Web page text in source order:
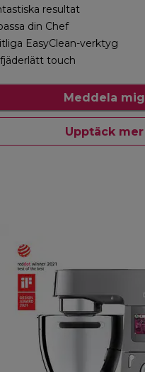
resultat
din Chef
EasyClean-verktyg
fjäderlätt touch
Meddela mig
Upptäck mer